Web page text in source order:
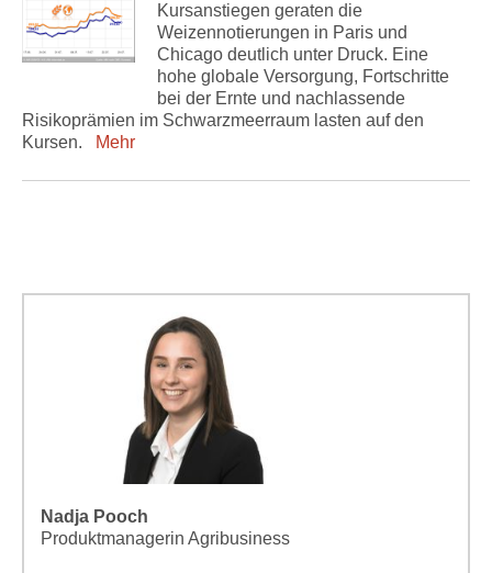
Kursanstiegen geraten die
Weizennotierungen in Paris und
Chicago deutlich unter Druck. Eine
hohe globale Versorgung, Fortschritte
bei der Ernte und nachlassende
Risikoprämien im Schwarzmeerraum lasten auf den
Kursen.
Mehr
Nadja Pooch
Produktmanagerin Agribusiness